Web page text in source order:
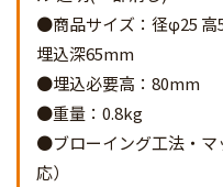
●商品サイズ：径φ25 高
埋込深65mm
●埋込必要高：80mm
●重量：0.8kg
●ブローイング工法・マ
応）